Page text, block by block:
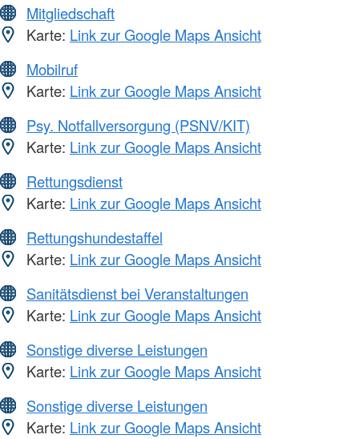
Mitgliedschaft
Karte: Link zur Google Maps Ansicht
Mobilruf
Karte: Link zur Google Maps Ansicht
Psy. Notfallversorgung (PSNV/KIT)
Karte: Link zur Google Maps Ansicht
Rettungsdienst
Karte: Link zur Google Maps Ansicht
Rettungshundestaffel
Karte: Link zur Google Maps Ansicht
Sanitätsdienst bei Veranstaltungen
Karte: Link zur Google Maps Ansicht
Sonstige diverse Leistungen
Karte: Link zur Google Maps Ansicht
Sonstige diverse Leistungen
Karte: Link zur Google Maps Ansicht